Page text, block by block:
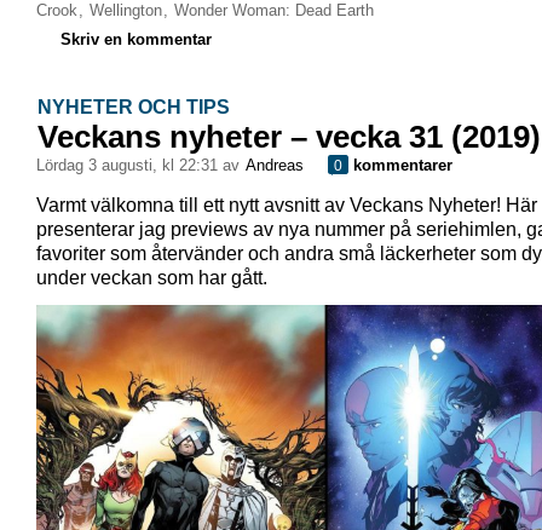
Crook, Wellington, Wonder Woman: Dead Earth
Skriv en kommentar
NYHETER OCH TIPS
Veckans nyheter – vecka 31 (2019)
lördag 3 augusti, kl 22:31 av Andreas 0 kommentarer
Varmt välkomna till ett nytt avsnitt av Veckans Nyheter! Här
presenterar jag previews av nya nummer på seriehimlen,
favoriter som återvänder och andra små läckerheter som
under veckan som har gått.